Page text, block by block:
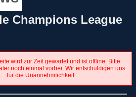
Champions League
wird zur Zeit gewartet und ist offline. Bitte
noch einmal vorbei. Wir entschuldigen uns
für die Unannehmlichkeit.